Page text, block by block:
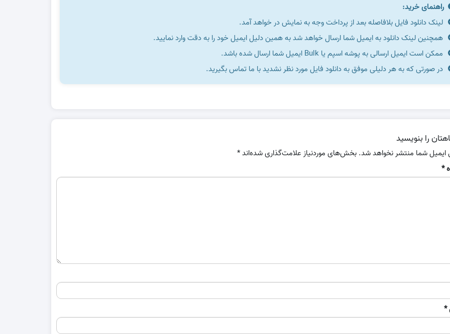
راهنمای خرید:
لینک دانلود فایل بلافاصله بعد از پرداخت وجه به نمایش در خواهد آمد.
همچنین لینک دانلود به ایمیل شما ارسال خواهد شد به همین دلیل ایمیل خود را به دقت وارد نمایید.
ممکن است ایمیل ارسالی به پوشه اسپم یا Bulk ایمیل شما ارسال شده باشد.
در صورتی که به هر دلیلی موفق به دانلود فایل مورد نظر نشدید با ما تماس بگیرید.
را بنویسید
ایمیل شما منتشر نخواهد شد. بخش‌های موردنیاز علامت‌گذاری شده‌اند*
*
*